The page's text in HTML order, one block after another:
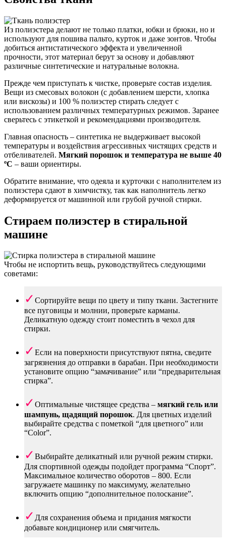
Из полиэстера делают не только платки, юбки и брюки, но и
используют для пошива пальто, курток и даже зонтов. Чтобы
добиться антистатического эффекта и увеличенной
прочности, этот материал берут за основу и добавляют
различные синтетические и натуральные волокна.
Прежде чем приступать к чистке, проверьте состав изделия.
Вещи из смесовых волокон (с добавлением шерсти, хлопка
или вискозы) и 100 % полиэстер стирать следует с
использованием различных температурных режимов. Заранее
сверьтесь с этикеткой и рекомендациями производителя.
Главная опасность – синтетика не выдерживает высокой
температуры и воздействия агрессивных чистящих средств и
отбеливателей. Мягкий порошок и температура не выше 40
ºC – ваши ориентиры.
Обратите внимание, что одеяла и курточки с наполнителем из
полиэстера сдают в химчистку, так как наполнитель легко
деформируется от машинной или грубой ручной стирки.
Стираем полиэстер в стиральной
машине
Чтобы не испортить вещь, руководствуйтесь следующими
советами:
Сортируйте вещи по цвету и типу ткани. Застегните
все пуговицы и молнии, проверьте карманы.
Деликатную одежду стоит поместить в чехол для
стирки.
Если на поверхности присутствуют пятна, сведите
загрязнения до отправки в барабан. При необходимости
установите опцию “замачивание” или “предварительная
стирка”.
Оптимальные чистящее средства – мягкий гель или
шампунь, щадящий порошок. Для цветных изделий
выбирайте средства с пометкой “для цветного” или
“Color”.
Выбирайте деликатный или ручной режим стирки.
Для спортивной одежды подойдет программа “Спорт”.
Максимальное количество оборотов – 800. Если
загружаете машинку по максимуму, желательно
включить опцию “дополнительное полоскание”.
Для сохранения объема и придания мягкости
добавьте кондиционер или смягчитель.